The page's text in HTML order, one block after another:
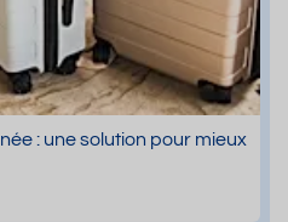
: une solution pour mieux